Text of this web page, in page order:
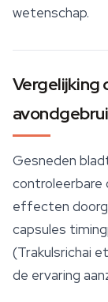
wetenschap.
Vergelijking
Gesneden
controleerbare
effecten
capsules
(Trakulsrichai
de ervaring